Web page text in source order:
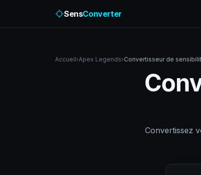
SensConverter
Accueil›Apex Legends›Convertisseur de
Convertissez